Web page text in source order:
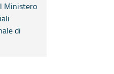
Ministero
di